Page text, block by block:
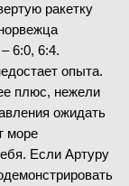
ракетку
6:0, 6:4.
опыта.
плюс, нежели
ожидать
море
Если Артуру